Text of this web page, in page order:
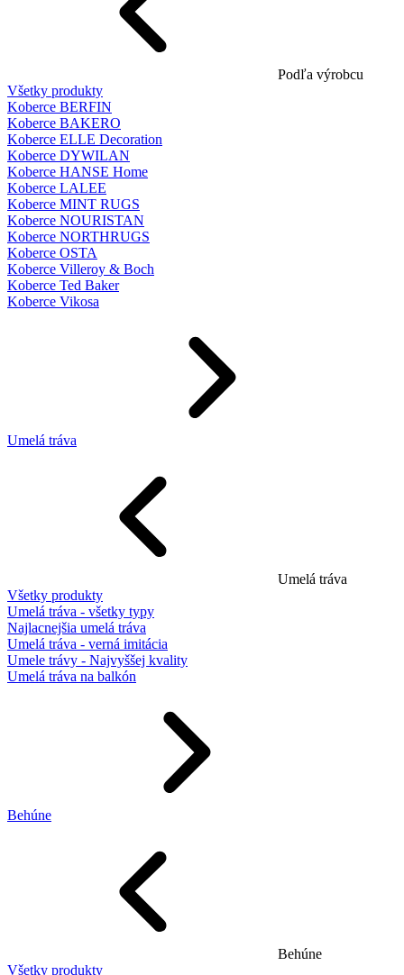
Podľa výrobcu
Všetky produkty
Koberce BERFIN
Koberce BAKERO
Koberce ELLE Decoration
Koberce DYWILAN
Koberce HANSE Home
Koberce LALEE
Koberce MINT RUGS
Koberce NOURISTAN
Koberce NORTHRUGS
Koberce OSTA
Koberce Villeroy & Boch
Koberce Ted Baker
Koberce Vikosa
Umelá tráva
Umelá tráva
Všetky produkty
Umelá tráva - všetky typy
Najlacnejšia umelá tráva
Umelá tráva - verná imitácia
Umele trávy - Najvyššej kvality
Umelá tráva na balkón
Behúne
Behúne
Všetky produkty